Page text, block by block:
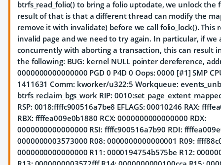
btrfs_read_folio() to bring a folio uptodate, we unlock the
result of that is that a different thread can modify the
remove it with invalidate) before we call folio_lock(). This
invalid page and we need to try again. In particular, if we
concurrently with aborting a transaction, this can result
the following: BUG: kernel NULL pointer dereference,
0000000000000000 PGD 0 P4D 0 Oops: 0000 [#1] SMP
1411631 Comm: kworker/u322:5 Workqueue:
btrfs_reclaim_bgs_work RIP:
RSP: 0018:ffffc900516a7be8 EFLAGS: 00010246 RAX:
RBX: ffffea009e0b1880 RCX: 0000000000000000 RDX:
0000000000000000 RSI: ffffc900516a7b90 RDI:
0000000003573000 R08: 0000000000000001 R09:
0000000000000000 R11: 0000194754b575be R12: